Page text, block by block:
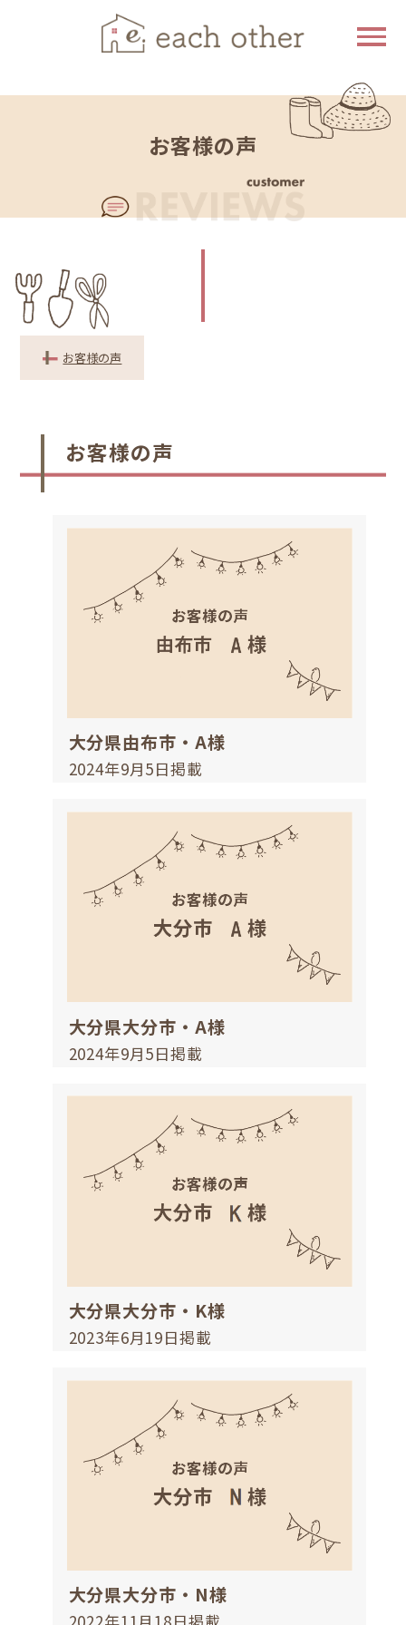
お客様の声
お客様の声
お客様の声
大分県由布市・A様
2024年9月5日掲載
大分県大分市・A様
2024年9月5日掲載
大分県大分市・K様
2023年6月19日掲載
大分県大分市・N様